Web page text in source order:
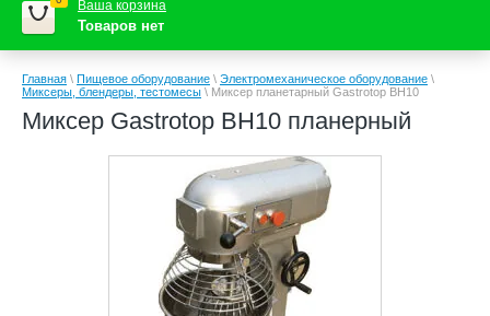
Ваша корзина
Товаров нет
Главная \ Пищевое оборудование \ Электромеханическое оборудование \
Миксеры, блендеры, тестомесы \ Миксер планетарный Gastrotop BH10
Миксер Gastrotop BH10 планерный